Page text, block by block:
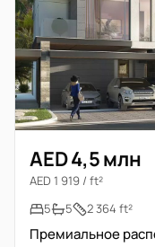
AED 4,5 млн
AED 1 919 / ft²
5
5 2 364 ft²